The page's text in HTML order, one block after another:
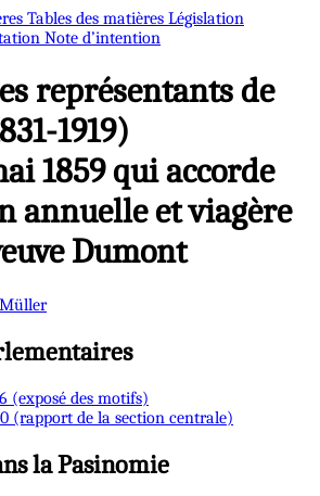
Tables des matières Législation
Note d’intention
représentants de
1919)
1859 qui accorde
annuelle et viagère
Dumont
Müller
(exposé des motifs)
(rapport de la section centrale)
la Pasinomie